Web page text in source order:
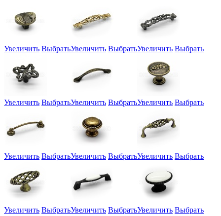
Увеличить ВыбратьУвеличить ВыбратьУвеличить Выбрать
Увеличить ВыбратьУвеличить ВыбратьУвеличить Выбрать
Увеличить ВыбратьУвеличить ВыбратьУвеличить Выбрать
Увеличить ВыбратьУвеличить ВыбратьУвеличить Выбрать